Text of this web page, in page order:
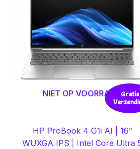
Gratis
NIET OP VOORRAAD
HP ProBook 4 G1i AI | 16”
WUXGA IPS | Intel Core Ultra